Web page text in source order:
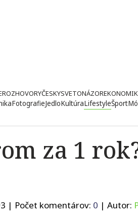
ROZHOVORYČESKYSVETONÁZOR
FotografieJedloKultúraLifestyleŠport
za 1
| Počet komentárov: 0 | Autor: